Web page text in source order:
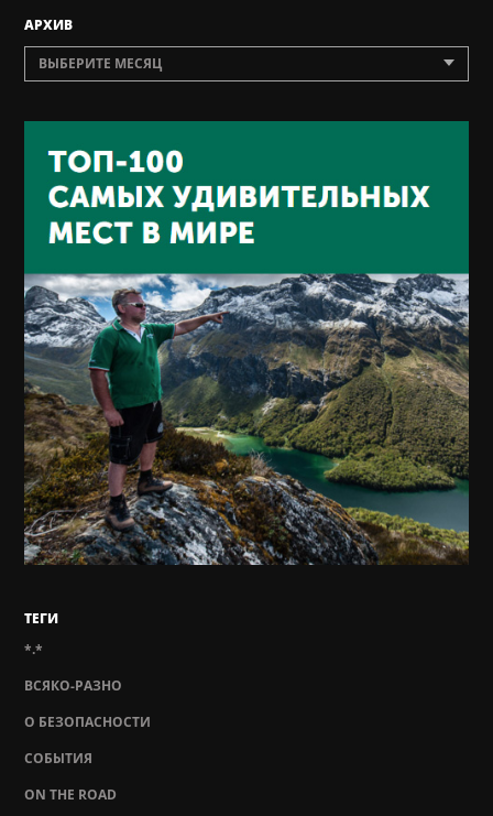
AРХИВ
ВЫБЕРИТЕ МЕСЯЦ
ТЕГИ
*.*
ВСЯКО-РАЗНО
О БЕЗОПАСНОСТИ
СОБЫТИЯ
ON THE ROAD